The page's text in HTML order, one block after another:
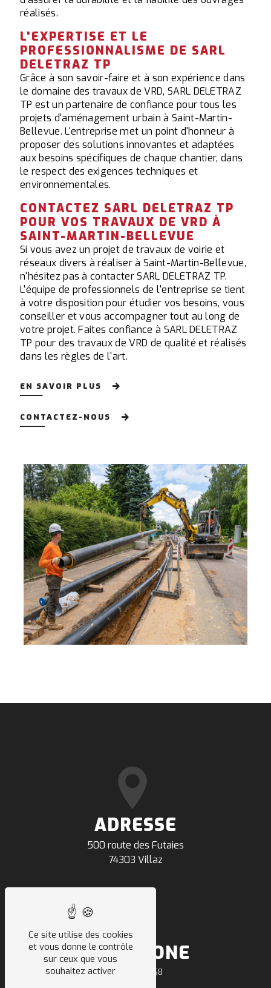
réalisés.
L'EXPERTISE ET LE
PROFESSIONNALISME DE SARL
DELETRAZ TP
Grâce à son savoir-faire et à son expérience dans
le domaine des travaux de VRD, SARL DELETRAZ
TP est un partenaire de confiance pour tous les
projets d'aménagement urbain à Saint-Martin-
Bellevue. L'entreprise met un point d'honneur à
proposer des solutions innovantes et adaptées
aux besoins spécifiques de chaque chantier, dans
le respect des exigences techniques et
environnementales.
CONTACTEZ SARL DELETRAZ TP
POUR VOS TRAVAUX DE VRD À
SAINT-MARTIN-BELLEVUE
Si vous avez un projet de travaux de voirie et
réseaux divers à réaliser à Saint-Martin-Bellevue,
n'hésitez pas à contacter SARL DELETRAZ TP.
L'équipe de professionnels de l'entreprise se tient
à votre disposition pour étudier vos besoins, vous
conseiller et vous accompagner tout au long de
votre projet. Faites confiance à SARL DELETRAZ
TP pour des travaux de VRD de qualité et réalisés
dans les règles de l'art.
EN SAVOIR PLUS
CONTACTEZ-NOUS
ADRESSE
500 route des Futaies
74303 Villaz
TÉLÉPHONE
04 50 64 91 68
Ce site utilise des cookies
et vous donne le contrôle
sur ceux que vous
souhaitez activer